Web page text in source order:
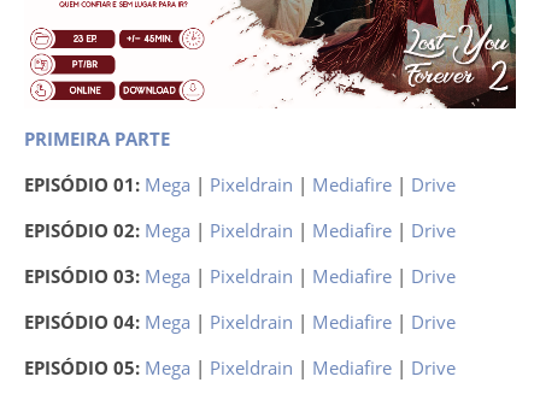
PRIMEIRA PARTE
EPISÓDIO 01: Mega | Pixeldrain | Mediafire | Drive
EPISÓDIO 02: Mega | Pixeldrain | Mediafire | Drive
EPISÓDIO 03: Mega | Pixeldrain | Mediafire | Drive
EPISÓDIO 04: Mega | Pixeldrain | Mediafire | Drive
EPISÓDIO 05: Mega | Pixeldrain | Mediafire | Drive